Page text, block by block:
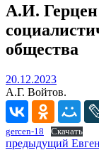
А.И. Герцен
общества
20.12.2023
А.Г. Войтов.
gercen-18 Скачать
Навигация
предыдущий